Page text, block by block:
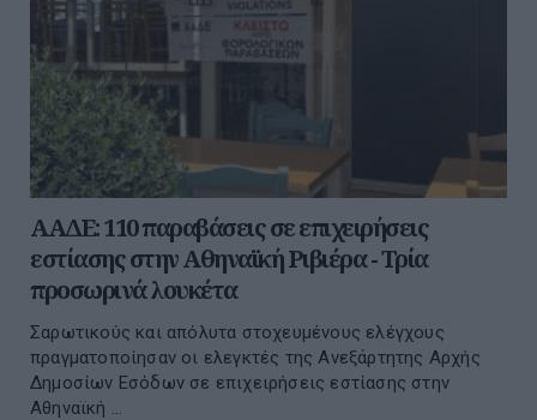
ΑΑΔΕ: 110 παραβάσεις σε επιχειρήσεις
εστίασης στην Αθηναϊκή Ριβιέρα - Τρία
προσωρινά λουκέτα
Σαρωτικούς και απόλυτα στοχευμένους ελέγχους
πραγματοποίησαν οι ελεγκτές της Ανεξάρτητης Αρχής
Δημοσίων Εσόδων σε επιχειρήσεις εστίασης στην
Αθηναϊκή ...